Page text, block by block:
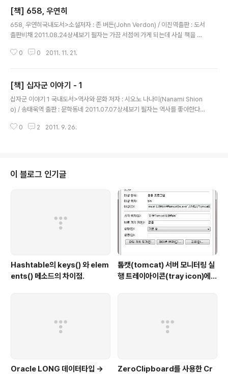
하루는 그의 회사에 아키하라는 계약직 여직원이 입사하게 된다 평범한 일상을
보내던 와타나베에게는 불륜이란 멍청이들이나 저지르는 일이라고 비난하지만
결국 본인도 어쩔수 없는 경우로 치부해버리며 아카하와 우연한 계기로 인해 만
[책] 658, 우연히
658, 우연히국내도서>소설저자 : 존 버든(John Verdon) / 이진역출판 : 도서
출판비채 2011.08.24상세보기 필자는 가끔 서점에 가게 되는데 사실 책을 살
구매를 하지만..ㅡㅡa.. 이책은 인터넷에서는 베스트셀러에 들지는 못했지만 교
를 열며 생활하고 있다. 그런데 어느날 대학시절 친구였던 멜러리에게서 의문의
편지에 대해 문제 해결을 위해 연락을 해온다. 편지에는 1에서 1000미만의 숫
자중에 하나를 생각하게 한뒤 의문의 편지에는 그 생각한 숫자를 정확하게 맞추
0 0 2011. 11. 21.
[책] 십자군 이야기 - 1
십자군 이야기 1 국내도서>역사와 문화 저자 : 시오노 나나미(Nanami Shion
o) / 송태욱역 출판 : 문학동네 2011.07.07상세보기 필자는 역사를 좋아한다.
입장에서 작성된게 대부분이라 과연 이게 사실인지에 대한 의구심은 들지만 말
을까 싶기도 할정도다. 필자는 중세유럽과 제2차 세계대전에 항상 흥미를 가지
고 있다. 그래서 이 번에 십자군 이야기가 나왔다고 해서 기뻐했는데 아쉽게도 1
0 2 2011. 9. 26.
이 블로그 인기글
Hashtable의 keys() 와 elem
ents() 메소드의 차이점.
톰캣(tomcat) 서버 모니터링 실
행 트레이아이콘(tray icon)에
Oracle LONG 데이터타입 ->
ZeroClipboard를 사용한 Cr